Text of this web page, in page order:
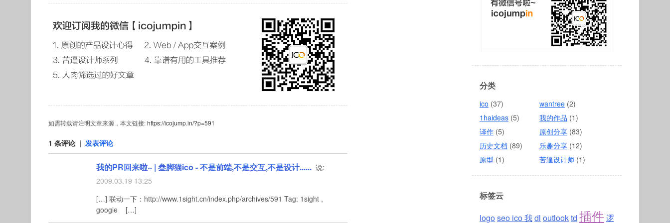
如需转载请注明文章来源，本文链接:https://icojump.in/?p=591
1 条评论 | 发表评论
我的PR回来啦~ | 叁脚猫ico - 不是前端,不是交互,不是设计...... 说:
2009.03.19 13:25
[…] 联动一下：http://www.1sight.cn/index.php/archives/591 Tag: 1sight ,
google […]
分类
ico (37) wantree (2)
1haideas (5) 我的作品 (1)
译作 (5) 原创分享 (83)
历史文档 (89) 乐趣分享 (12)
原型 (1) 苦逼设计师 (1)
标签云
logo seo ico 我dl outlooktd 插件 逻